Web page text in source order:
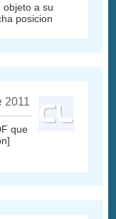
objeto a su
posicion
2011
que